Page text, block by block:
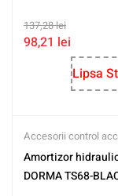
137,28lei
98,21 lei
Lipsa
Accesorii control
Amortizor
DORMA TS68-